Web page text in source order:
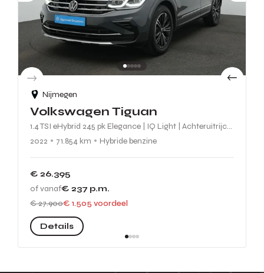
Nijmegen
Volkswagen Tiguan
1.4 TSI eHybrid 245 pk Elegance | IQ Light | Achteruitrijcamera | Adaptive Cruise | Elektrische achterklep | Side Assist
2022
71.854 km Hybride benzine
€ 26.395
of vanaf€ 237 p.m.
€ 27.900€ 1.505 voordeel
Details